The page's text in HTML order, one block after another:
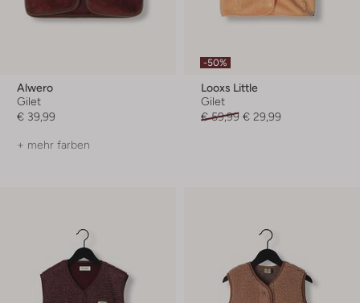
Alwero
Gilet
€ 39,99
+ mehr farben
-50%
Looxs Little
Gilet
€ 59,99 € 29,99